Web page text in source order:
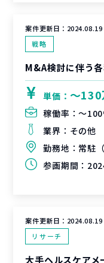
案件更新日： 2024.08.19
戦略
M&A検討に伴う
単価： 〜130
稼働率：〜
業界： その他
勤務地： 常駐
参画期間：
案件更新日： 2024.08.19
リサーチ